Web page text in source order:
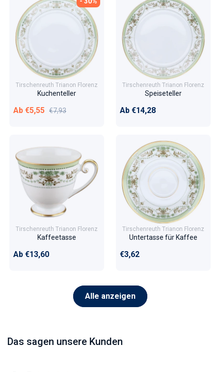
Tirschenreuth Trianon Florenz
Kuchenteller
Verkaufspreis
Ab €5,55 Normaler Preis
€7,93
Tirschenreuth Trianon Florenz
Speiseteller
Normaler Preis
Ab €14,28
Tirschenreuth Trianon Florenz
Kaffeetasse
Normaler Preis
Ab €13,60
Tirschenreuth Trianon Florenz
Untertasse für Kaffee
Normaler Preis
€3,62
Alle anzeigen
Das sagen unsere Kunden